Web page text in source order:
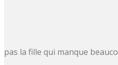
pas la fille qui manque